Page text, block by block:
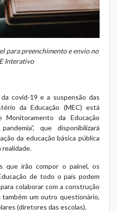
para preenchimento e envio no
Interativo
covid-19 e a suspensão das
da Educação (MEC) está
da Educação
que disponibilizará
da educação básica pública
realidade.
que irão compor o painel, os
de todo o país podem
colaborar com a construção
um outro questionário,
(diretores das escolas).